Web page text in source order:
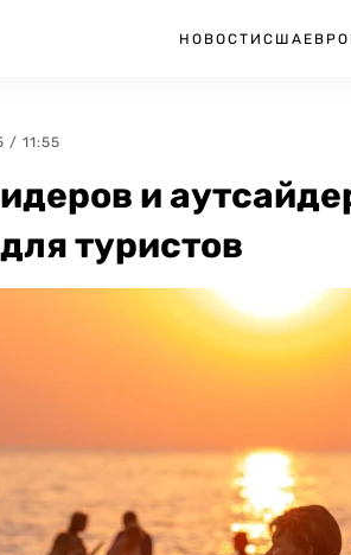
НОВОСТИ США
/ 11:55
и
туристов